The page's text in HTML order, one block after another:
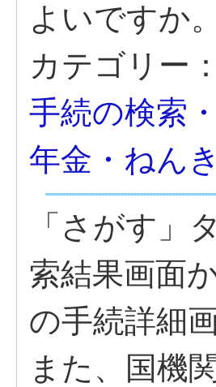
よいですか。
カテゴリー：
手続の検索
年金・ねん
「さがす」
索結果画面
の手続詳細
また、国機